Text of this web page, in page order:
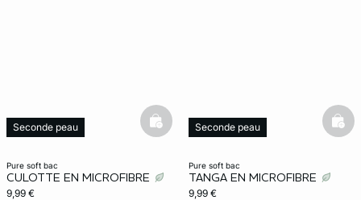
pure soft bac
CULOTTE EN MICROFIBRE
9,99 €
Seconde peau
basketfull
pure soft bac
TANGA EN MICROFIBRE
9,99 €
Seconde peau